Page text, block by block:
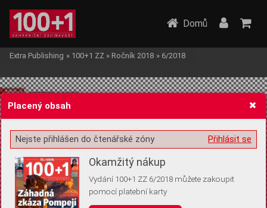
Žádost o souhlas s ukládáním volitelných informací
Domů
Extra Publishing » 100+1 ZZ » Ročník 2018 » 6/2018
Placený obsah
Přihlásit se
Nejste přihlášen do čtenářské zóny
Okamžitý nákup
Vydání 100+1 ZZ 6/2018 můžete zakoupit
pomocí platební karty